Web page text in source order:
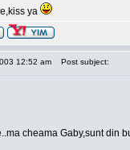
ya
12:52 am Post subject:
cheama Gaby,sunt din